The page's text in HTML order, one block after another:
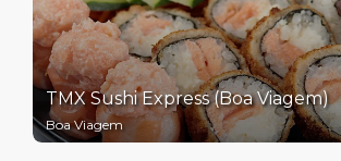
TMX Sushi Express (Boa Viagem)
Boa Viagem